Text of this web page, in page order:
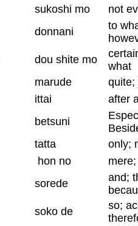
sukoshi mo
not
donnani
to
dou shite mo
what
marude
quite;
ittai
after
betsuni
tatta
only;
hon no
sorede
and;
soko de
so;